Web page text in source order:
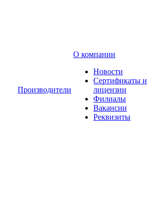
Производители
О компании
Новости
Сертификаты и
лицензии
Филиалы
Вакансии
Реквизиты